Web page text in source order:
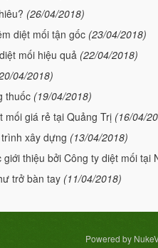
(26/04/2018)
diệt mối tận gốc (23/04/2018)
mối hiệu quả (22/04/2018)
04/2018)
thuốc (19/04/2018)
mối giá rẻ tại Quảng Trị (16/04/
xây dựng (13/04/2018)
thiệu bởi Công ty diệt mối tại
trở bàn tay (11/04/2018)
Powered by